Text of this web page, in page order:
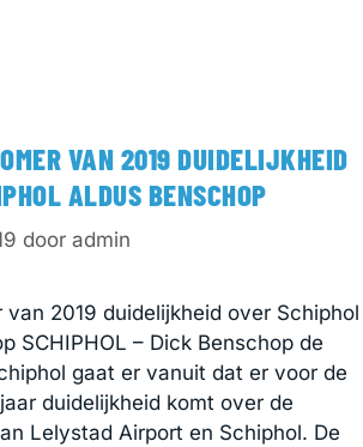
VAN 2019 DUIDELIJKHEID
ALDUS BENSCHOP
door admin
van 2019 duidelijkheid over Schiphol
SCHIPHOL – Dick Benschop de
gaat er vanuit dat er voor de
duidelijkheid komt over de
Lelystad Airport en Schiphol. De